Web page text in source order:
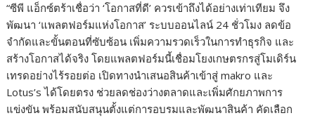
“ซีพี แอ็กซ์ตร้าเชื่อว่า ‘โอกาสที่ดี’ ควรเข้าถึงได้อย่างเท่าเทียม จึง
พัฒนา ‘แพลตฟอร์มแห่งโอกาส’ ระบบออนไลน์ 24 ชั่วโมง ลดข้อ
จำกัดและขั้นตอนที่ซับซ้อน เพิ่มความรวดเร็วในการทำธุรกิจ และ
สร้างโอกาสได้จริง โดยแพลตฟอร์มนี้เชื่อมโยงเกษตรกรสู่โมเดิร์น
เทรดอย่างไร้รอยต่อ เปิดทางนำเสนอสินค้าเข้าสู่ makro และ
Lotus’s ได้โดยตรง ช่วยลดช่องว่างตลาดและเพิ่มศักยภาพการ
แข่งขัน พร้อมสนับสนุนตั้งแต่การอบรมและพัฒนาสินค้า คัดเลือก